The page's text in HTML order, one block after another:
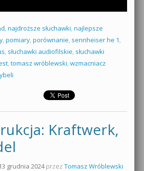
, najdroższe słuchawki, najlepsze
, pomiary, porównanie, sennheiser he 1,
, słuchawki audiofilskie, słuchawki
, tomasz wróblewski, wzmacniacz
Kraftwerk,
13 grudnia 2024przez Tomasz Wróblewski